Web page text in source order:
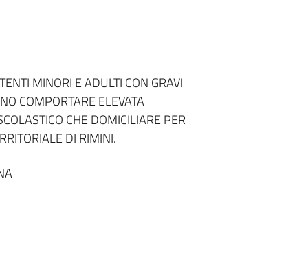
MINORI E ADULTI CON GRAVI
COMPORTARE ELEVATA
CHE DOMICILIARE PER
DI RIMINI.